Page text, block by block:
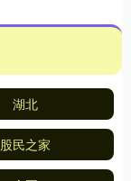
湖北
股民之家